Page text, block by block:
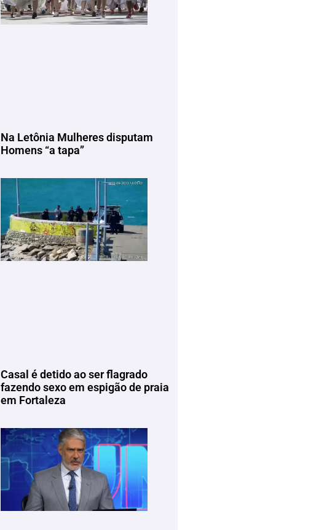
Na Letônia Mulheres disputam
Homens “a tapa”
Casal é detido ao ser flagrado
fazendo sexo em espigão de praia
em Fortaleza